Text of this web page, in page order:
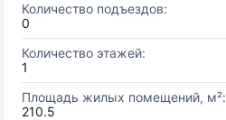
Количество подъездов:
0
Количество этажей:
1
Площадь жилых помещений, м²:
210.5